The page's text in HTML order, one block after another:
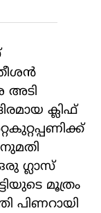
അടി
ക്ലിഫ്
ഗ്ലാസ്
മൂത്രം
പിണറായി